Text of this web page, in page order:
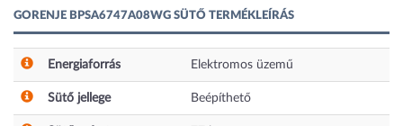
GORENJE BPSA6747A08WG SÜTŐ TERMÉKLEÍRÁS
Energiaforrás Elektromos üzemű
Sütő jellege Beépíthető